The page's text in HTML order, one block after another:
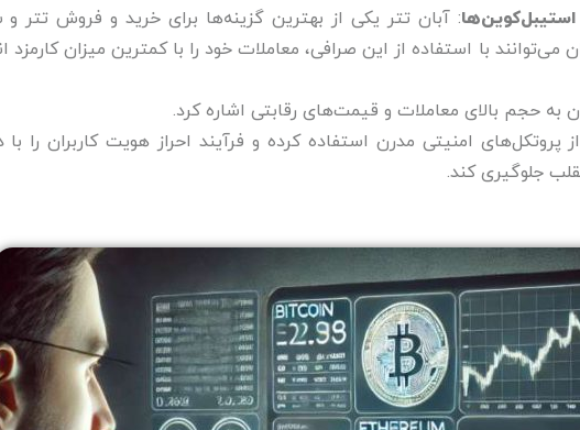
: آبان تتر یکی از بهترین گزینه‌ها برای خرید و فروش تتر و
می‌توانند با استفاده از این صرافی، معاملات خود را با کمترین میزان کارمزد
به حجم بالای معاملات و قیمت‌های رقابتی اشاره کرد.
پروتکل‌های امنیتی مدرن استفاده کرده و فرآیند احراز هویت کاربران را
جلوگیری کند.